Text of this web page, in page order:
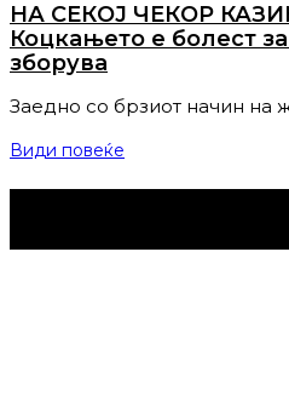
НА СЕКОЈ ЧЕКОР
Коцкањето е болест за
зборува
Заедно со брзиот начин на
Види повеќе